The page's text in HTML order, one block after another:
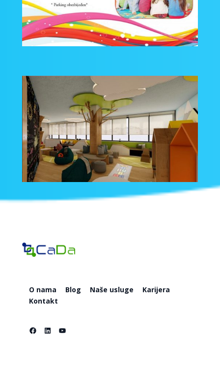
O nama Blog Naše usluge
Karijera
Kontakt
Facebook
LinkedInYouTube